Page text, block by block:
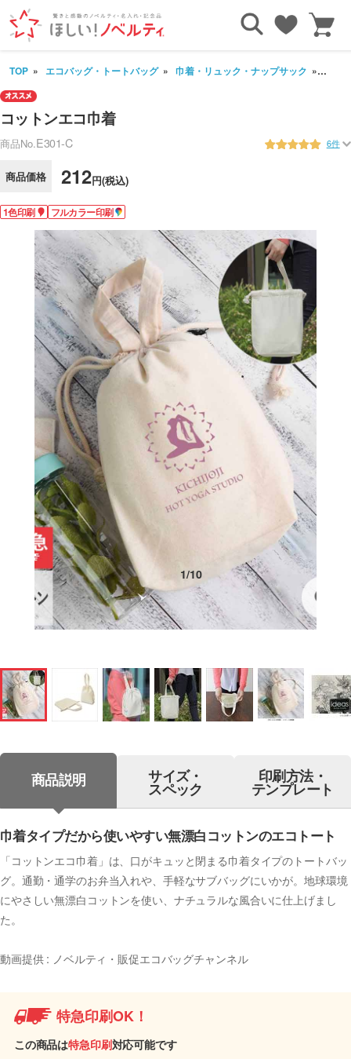
TOP エコバッグ・トートバッグ 巾着・リュック・ナップサック コッ
コットンエコ巾着
商品No.E301-C 6件
商品価格 212円(税込)
1色印刷 フルカラー印刷
1/10
商品説明 サイズ・
スペック
印刷方法・
テンプレート
巾着タイプだから使いやすい無漂白コットンのエコトート
「コットンエコ巾着」は、口がキュッと閉まる巾着タイプのトートバッ
グ。通勤・通学のお弁当入れや、手軽なサブバッグにいかが。地球環境
にやさしい無漂白コットンを使い、ナチュラルな風合いに仕上げまし
た。
動画提供 : ノベルティ・販促エコバッグチャンネル
特急印刷OK！
この商品は特急印刷対応可能です